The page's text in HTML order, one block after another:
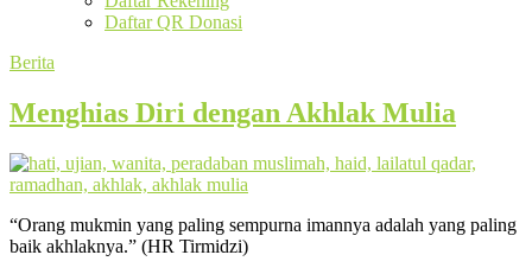
Daftar QR Donasi
Berita
Menghias Diri dengan Akhlak Mulia
“Orang mukmin yang paling sempurna imannya adalah yang paling
baik akhlaknya.” (HR Tirmidzi)